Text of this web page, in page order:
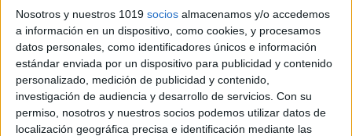
Nosotros y nuestros 1019 socios almacenamos y/o accedemos
a información en un dispositivo, como cookies, y procesamos
datos personales, como identificadores únicos e información
estándar enviada por un dispositivo para publicidad y contenido
personalizado, medición de publicidad y contenido,
investigación de audiencia y desarrollo de servicios. Con su
permiso, nosotros y nuestros socios podemos utilizar datos de
localización geográfica precisa e identificación mediante las